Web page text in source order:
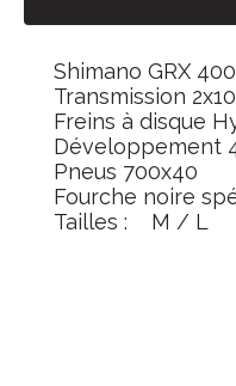
Shimano GRX 400
Transmission
Freins à disque
Développement
Pneus 700x40
Fourche noire
Tailles : M / L